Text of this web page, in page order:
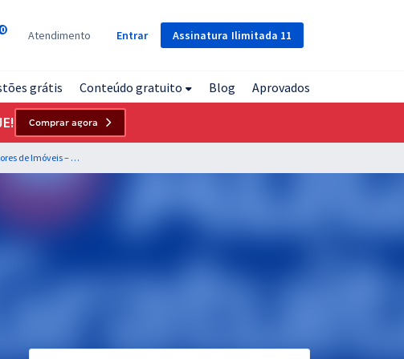
Assinatura Ilimitada 11
0 Atendimento Entrar
grátis Conteúdo gratuito Blog Aprovados
Comprar agora
CRECI MS - Conselho Regional dos Corretores de Imóveis – Da 14ª Região - Conhecimentos Básicos + Complementares para Todos os Cargos de Nível Médio